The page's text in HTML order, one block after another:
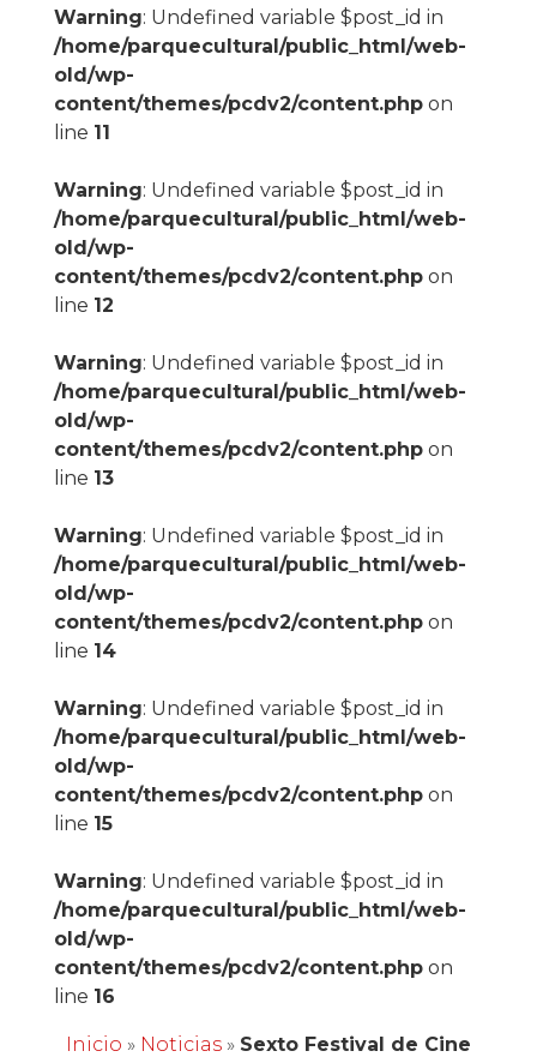
Warning: Undefined variable $post_id in
/home/parquecultural/public_html/web-
old/wp-
content/themes/pcdv2/content.phpon
line 11
Warning: Undefined variable $post_id in
/home/parquecultural/public_html/web-
old/wp-
content/themes/pcdv2/content.phpon
line 12
Warning: Undefined variable $post_id in
/home/parquecultural/public_html/web-
old/wp-
content/themes/pcdv2/content.phpon
line 13
Warning: Undefined variable $post_id in
/home/parquecultural/public_html/web-
old/wp-
content/themes/pcdv2/content.phpon
line 14
Warning: Undefined variable $post_id in
/home/parquecultural/public_html/web-
old/wp-
content/themes/pcdv2/content.phpon
line 15
Warning: Undefined variable $post_id in
/home/parquecultural/public_html/web-
old/wp-
content/themes/pcdv2/content.phpon
line 16
Inicio » Noticias» Sexto Festival de Cine